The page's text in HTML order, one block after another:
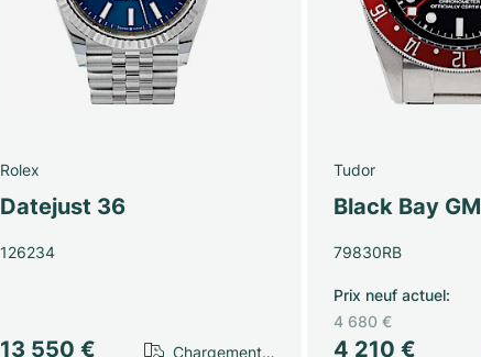
Rolex
Datejust 36
126234
13 550 € Chargement…
Tudor
Black Bay
79830RB
4 210 €
Prix neuf actuel:
4 680 €